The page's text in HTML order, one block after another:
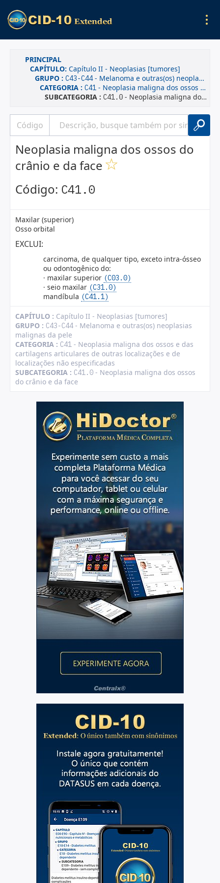
PRINCIPAL
CAPÍTULO: Capítulo II - Neoplasias [tumores]
GRUPO : C43-C44- Melanoma e outras(os) neoplasias malignas da pele
CATEGORIA : C41 - Neoplasia maligna dos ossos e das cartilagens articulares de outras localizações e de localizações não especificadas
SUBCATEGORIA : C41.0 - Neoplasia maligna dos ossos do crânio e da face
Neoplasia maligna dos ossos do
crânio e da face
Código: C41.0
Maxilar (superior)
Osso orbital
EXCLUI:
carcinoma, de qualquer tipo, exceto intra-ósseo
ou odontogênico do:
· maxilar superior (C03.0)
· seio maxilar (C31.0)
mandíbula (C41.1)
CAPÍTULO : Capítulo II - Neoplasias [tumores]
GRUPO : C43-C44- Melanoma e outras(os) neoplasias
malignas da pele
CATEGORIA : C41 - Neoplasia maligna dos ossos e das
cartilagens articulares de outras localizações e de
localizações não especificadas
SUBCATEGORIA : C41.0 - Neoplasia maligna dos ossos
do crânio e da face